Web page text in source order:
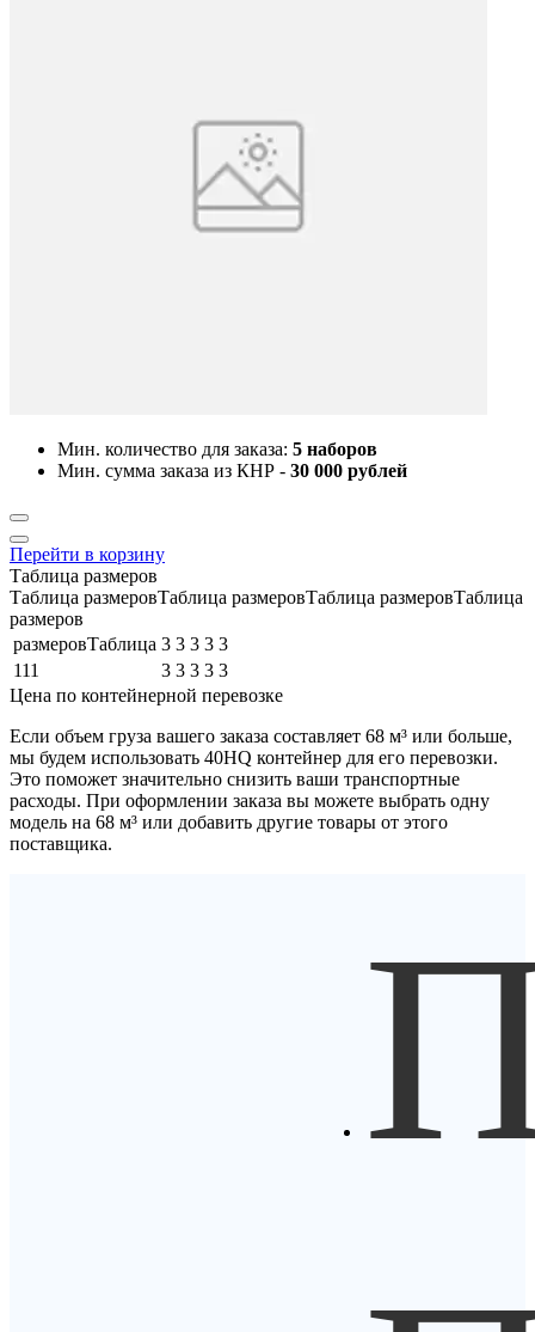
Мин. количество для заказа: 5 наборов
Мин. сумма заказа из КНР - 30 000 рублей
Перейти в корзину
Таблица размеров
Таблица размеровТаблица размеровТаблица размеровТаблица
размеров
размеровТаблица 3 3 3 3 3
111
3 3 3 3 3
Цена по контейнерной перевозке
Если объем груза вашего заказа составляет 68 м³ или больше,
мы будем использовать 40HQ контейнер для его перевозки.
Это поможет значительно снизить ваши транспортные
расходы. При оформлении заказа вы можете выбрать одну
модель на 68 м³ или добавить другие товары от этого
поставщика.